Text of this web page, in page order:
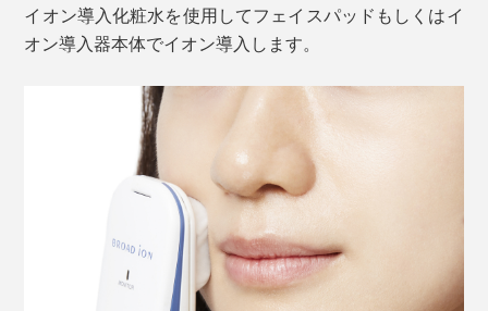
イオン導入化粧水を使用してフェイスパッドもしくはイ
オン導入器本体でイオン導入します。